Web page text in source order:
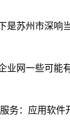
苏州市深
网一些可
务：应用软